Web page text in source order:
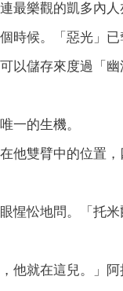
最樂觀的凱多內
時候。「惡光」
以儲存來度過「
一的生機。
他雙臂中的位置
眼惺忪地問。「托
，他就在這兒。」